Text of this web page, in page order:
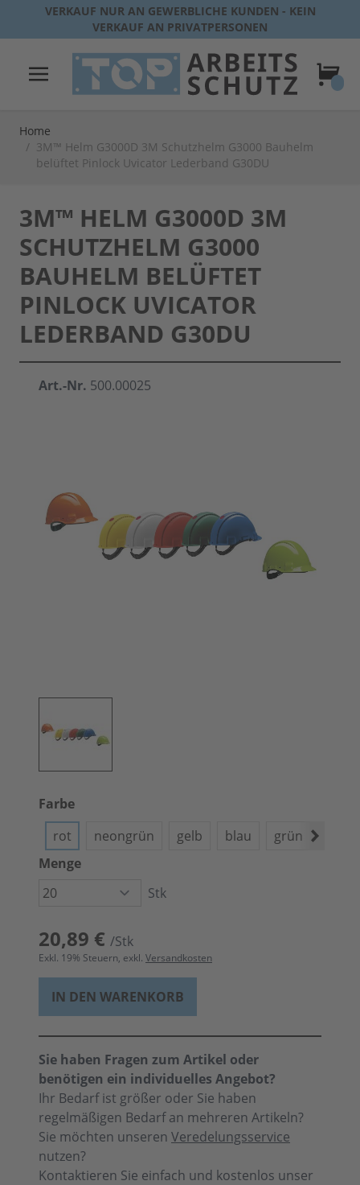
Direkt zum Inhalt
VERKAUF NUR AN GEWERBLICHE KUNDEN - KEIN
VERKAUF AN PRIVATPERSONEN
Home
/ 3M™ Helm G3000D 3M Schutzhelm G3000 Bauhelm
belüftet Pinlock Uvicator Lederband G30DU
3M™ HELM G3000D 3M
SCHUTZHELM G3000
BAUHELM BELÜFTET
PINLOCK UVICATOR
LEDERBAND G30DU
Art.-Nr. 500.00025
Farbe
rot
neongrün gelb blau grün
Menge
Stk
20,89 € /Stk
Exkl. 19% Steuern, exkl. Versandkosten
IN DEN WARENKORB
Sie haben Fragen zum Artikel oder
benötigen ein individuelles Angebot?
Ihr Bedarf ist größer oder Sie haben
regelmäßigen Bedarf an mehreren Artikeln?
Sie möchten unseren Veredelungsservice
nutzen?
Kontaktieren Sie einfach und kostenlos unser